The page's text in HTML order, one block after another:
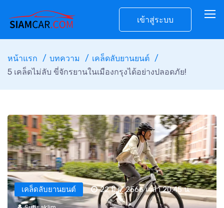
เข้าสู่ระบบ
หน้าแรก บทความ
เคล็ดลับยานยนต์
5 เคล็ดไม่ลับ ขี่จักรยานในเมืองกรุงได้อย่างปลอดภัย!
เคล็ดลับยานยนต์ 22 มิ.ย. 2566 เวลา 20:45 น.